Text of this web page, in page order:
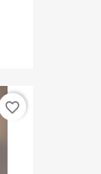
favorite_border